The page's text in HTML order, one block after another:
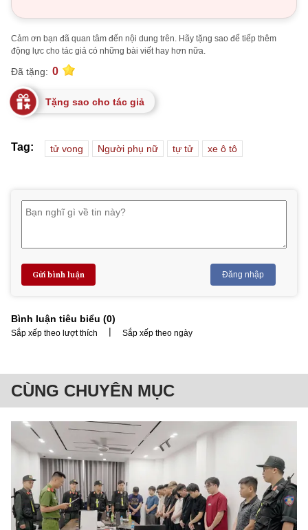
Cảm ơn bạn đã quan tâm đến nội dung trên. Hãy tặng sao để tiếp thêm
động lực cho tác giả có những bài viết hay hơn nữa.
Đã tặng: 0
Tặng sao cho tác giả
Tag: tử vong Người phụ nữ tự tử xe ô tô
Gửi bình luận Đăng nhập
Bình luận tiêu biểu (0)
Sắp xếp theo lượt thích | Sắp xếp theo ngày
CÙNG CHUYÊN MỤC